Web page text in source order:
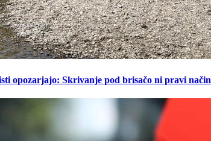
opozarjajo: Skrivanje pod brisačo ni pravi način